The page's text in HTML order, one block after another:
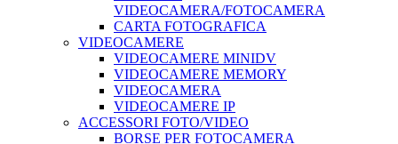
VIDEOCAMERA/FOTOCAMERA
CARTA FOTOGRAFICA
VIDEOCAMERE
VIDEOCAMERE MINIDV
VIDEOCAMERE MEMORY
VIDEOCAMERA
VIDEOCAMERE IP
ACCESSORI FOTO/VIDEO
BORSE PER FOTOCAMERA